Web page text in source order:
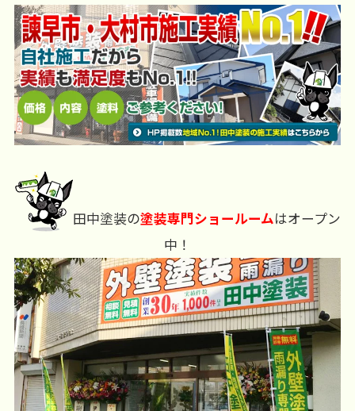
田中塗装の塗装専門ショールームはオープン
中！